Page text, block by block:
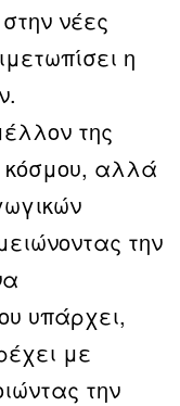
νέες
η
της
κόσμου, αλλά
την
υπάρχει,
με
την